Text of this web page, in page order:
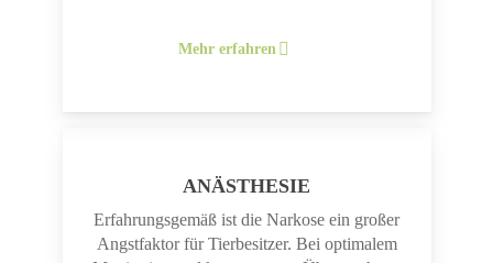
Mehr erfahren
ANÄSTHESIE
Erfahrungsgemäß ist die Narkose ein großer
Angstfaktor für Tierbesitzer. Bei optimalem